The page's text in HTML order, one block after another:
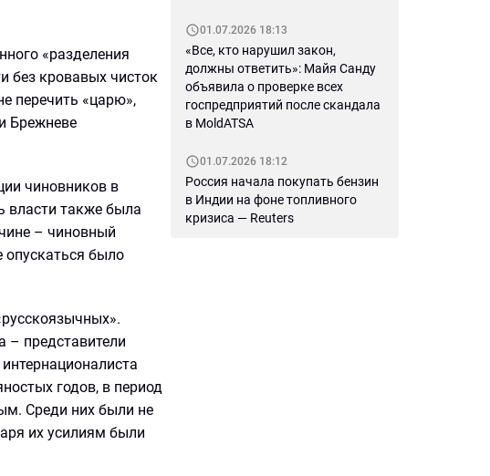
«разделения
без кровавых чисток
перечить «царю»,
Брежневе
чиновников в
власти также была
– чиновный
опускаться было
– представители
годов, в период
Среди них были не
их усилиям были
01.07.2026 18:13
«Все, кто нарушил закон,
должны ответить»: Майя Санду
объявила о проверке всех
госпредприятий после скандала
в MoldATSA
01.07.2026 18:12
Россия начала покупать бензин
в Индии на фоне топливного
кризиса — Reuters